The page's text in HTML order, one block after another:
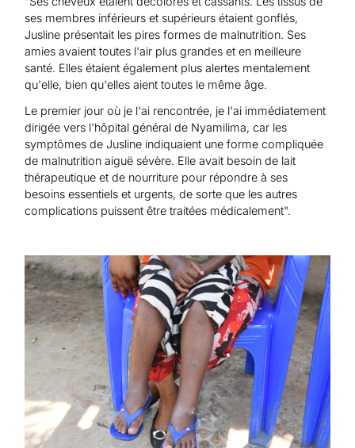
ses membres inférieurs et supérieurs étaient gonflés,
Jusline présentait les pires formes de malnutrition. Ses
amies avaient toutes l'air plus grandes et en meilleure
santé. Elles étaient également plus alertes mentalement
qu'elle, bien qu'elles aient toutes le même âge.
Le premier jour où je l'ai rencontrée, je l'ai immédiatement
dirigée vers l'hôpital général de Nyamilima, car les
symptômes de Jusline indiquaient une forme compliquée
de malnutrition aiguë sévère. Elle avait besoin de lait
thérapeutique et de nourriture pour répondre à ses
besoins essentiels et urgents, de sorte que les autres
complications puissent être traitées médicalement".